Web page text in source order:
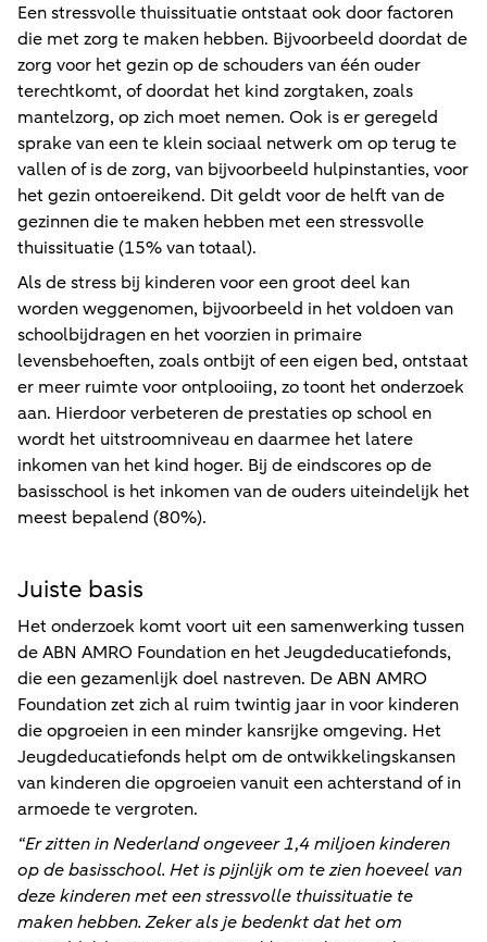
Een stressvolle thuissituatie ontstaat ook door factoren
die met zorg te maken hebben. Bijvoorbeeld doordat de
zorg voor het gezin op de schouders van één ouder
terechtkomt, of doordat het kind zorgtaken, zoals
mantelzorg, op zich moet nemen. Ook is er geregeld
sprake van een te klein sociaal netwerk om op terug te
vallen of is de zorg, van bijvoorbeeld hulpinstanties, voor
het gezin ontoereikend. Dit geldt voor de helft van de
gezinnen die te maken hebben met een stressvolle
thuissituatie (15% van totaal).
Als de stress bij kinderen voor een groot deel kan
worden weggenomen, bijvoorbeeld in het voldoen van
schoolbijdragen en het voorzien in primaire
levensbehoeften, zoals ontbijt of een eigen bed, ontstaat
er meer ruimte voor ontplooiing, zo toont het onderzoek
aan. Hierdoor verbeteren de prestaties op school en
wordt het uitstroomniveau en daarmee het latere
inkomen van het kind hoger. Bij de eindscores op de
basisschool is het inkomen van de ouders uiteindelijk het
meest bepalend (80%).
Juiste basis
Het onderzoek komt voort uit een samenwerking tussen
de ABN AMRO Foundation en het Jeugdeducatiefonds,
die een gezamenlijk doel nastreven. De ABN AMRO
Foundation zet zich al ruim twintig jaar in voor kinderen
die opgroeien in een minder kansrijke omgeving. Het
Jeugdeducatiefonds helpt om de ontwikkelingskansen
van kinderen die opgroeien vanuit een achterstand of in
armoede te vergroten.
“Er zitten in Nederland ongeveer 1,4 miljoen kinderen
op de basisschool. Het is pijnlijk om te zien hoeveel van
deze kinderen met een stressvolle thuissituatie te
maken hebben. Zeker als je bedenkt dat het om